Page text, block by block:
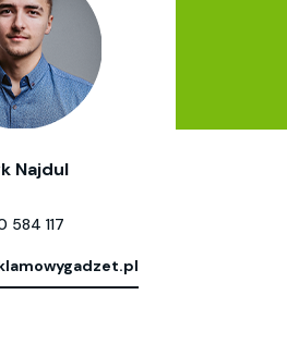
Najdul
584 117